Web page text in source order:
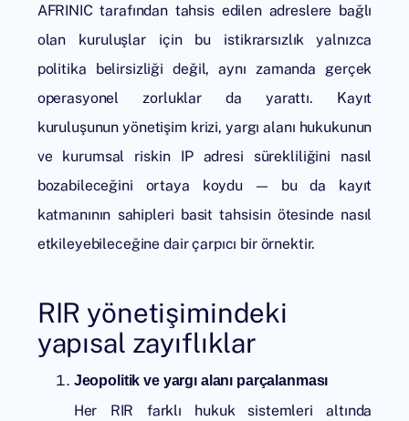
AFRINIC tarafından tahsis edilen adreslere bağlı
olan kuruluşlar için bu istikrarsızlık yalnızca
politika belirsizliği değil, aynı zamanda gerçek
operasyonel zorluklar da yarattı. Kayıt
kuruluşunun yönetişim krizi, yargı alanı hukukunun
ve kurumsal riskin IP adresi sürekliliğini nasıl
bozabileceğini ortaya koydu — bu da kayıt
katmanının sahipleri basit tahsisin ötesinde nasıl
etkileyebileceğine dair çarpıcı bir örnektir.
RIR yönetişimindeki
yapısal zayıflıklar
Jeopolitik ve yargı alanı parçalanması
Her RIR farklı hukuk sistemleri altında